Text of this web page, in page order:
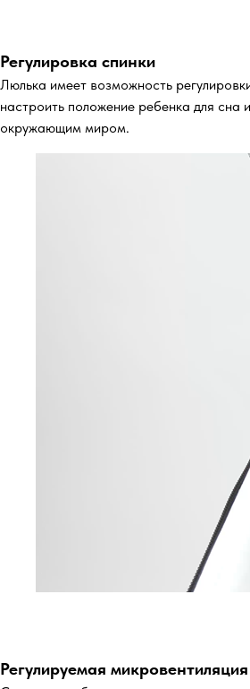
Регулировка спинки
Люлька имеет возможность
настроить положение ребенка для сна
окружающим миром.
Регулируемая